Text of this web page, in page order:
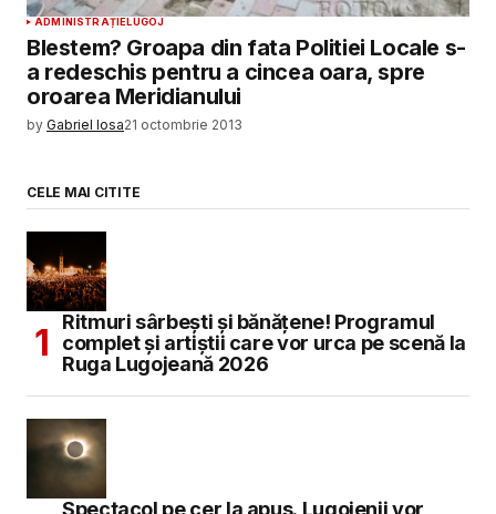
ADMINISTRAȚIELUGOJ
Blestem? Groapa din fata Politiei Locale s-
a redeschis pentru a cincea oara, spre
oroarea Meridianului
by Gabriel Iosa21 octombrie 2013
CELE MAI CITITE
Ritmuri sârbești și bănățene! Programul
complet și artiștii care vor urca pe scenă la
Ruga Lugojeană 2026
Spectacol pe cer la apus. Lugojenii vor